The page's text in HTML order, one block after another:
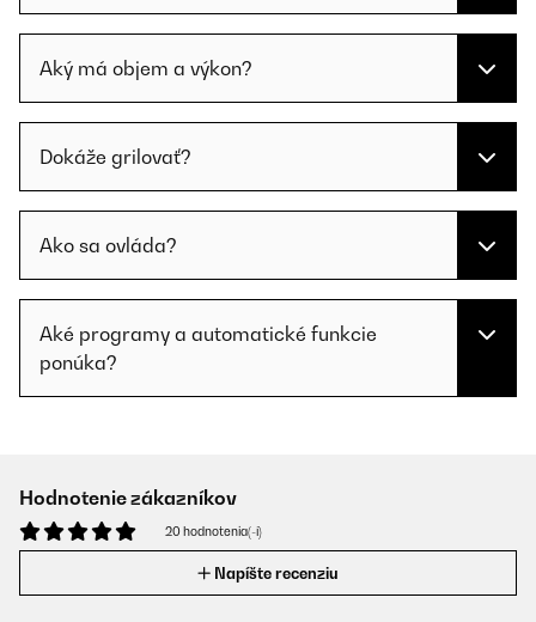
Aký má objem a výkon?
Dokáže grilovať?
Ako sa ovláda?
Aké programy a automatické funkcie
ponúka?
Hodnotenie zákazníkov
20 hodnotenia(-í)
Napíšte recenziu